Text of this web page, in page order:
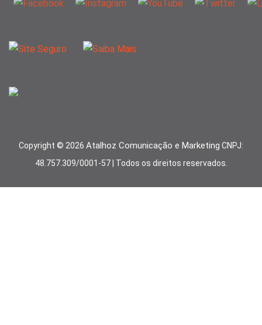
Copyright © 2026 Atalhoz Comunicação e Marketing CNPJ:
48.757.309/0001-57 | Todos os direitos reservados.